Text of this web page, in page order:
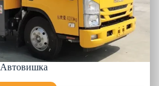
Автовишка